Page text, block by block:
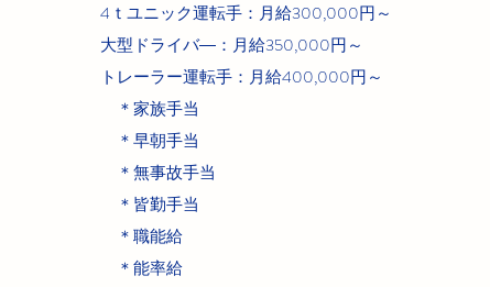
4ｔユニック運転手：月給300,000円～
大型ドライバ―：月給350,000円～
トレーラー運転手：月給400,000円～
＊家族手当
＊早朝手当
＊無事故手当
＊皆勤手当
＊職能給
＊能率給